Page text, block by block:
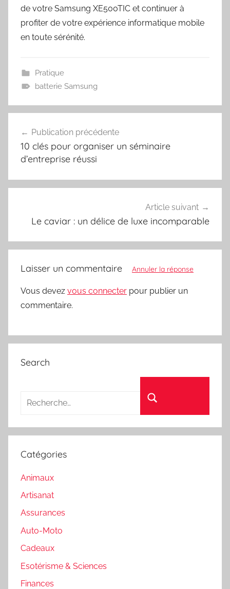
de votre Samsung XE500TIC et continuer à
profiter de votre expérience informatique mobile
en toute sérénité.
Pratique
batterie Samsung
de
l’article
Publication précédente
10 clés pour organiser un séminaire
d’entreprise réussi
Article suivant
Le caviar : un délice de luxe incomparable
Laisser un commentaire Annuler la réponse
Vous devez vous connecter pour publier un
commentaire.
Search
Catégories
Animaux
Artisanat
Assurances
Auto-Moto
Cadeaux
Esotérisme & Sciences
Finances